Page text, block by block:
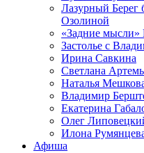
Лазурный Берег
Озолиной
«Задние
Застолье с
Ирина Савкина
Светлана
Наталья
Владимир
Екатерина
Олег
Илона
Афиша